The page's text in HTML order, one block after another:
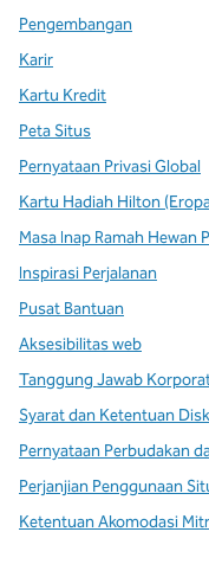
Pengembangan
Karir
Kartu Kredit
Peta Situs
Pernyataan Privasi Global
Kartu Hadiah Hilton
Masa Inap Ramah Hewan
Inspirasi Perjalanan
Pusat Bantuan
Aksesibilitas web
Tanggung Jawab
Syarat dan Ketentuan
Pernyataan Perbudakan
Perjanjian Penggunaan
Ketentuan Akomodasi